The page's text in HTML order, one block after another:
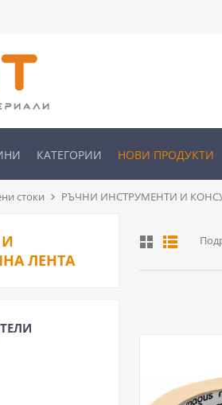
КАТЕГОРИИ НОВИ ПРОДУКТИ
стоки РЪЧНИ ИНСТРУМЕНТИ И
ЛЕНТА